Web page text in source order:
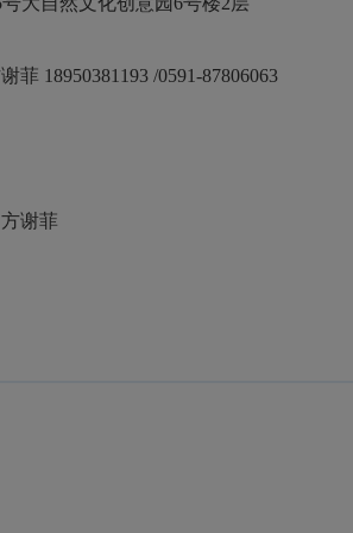
菲 18950381193 /0591-87806063
方谢菲